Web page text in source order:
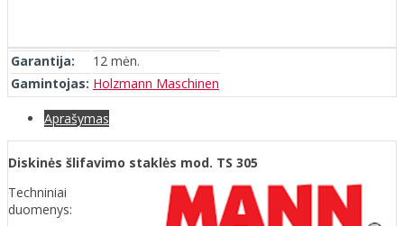
Garantija:
12 mėn.
Gamintojas: Holzmann Maschinen
Aprašymas
Diskinės šlifavimo staklės mod. TS 305
Techniniai
duomenys: